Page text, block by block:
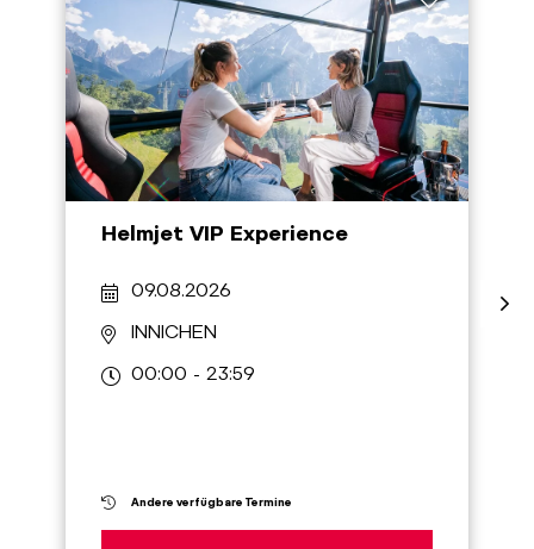
Helmjet VIP Experience
09.08.2026
INNICHEN
00:00 - 23:59
Andere verfügbare Termine